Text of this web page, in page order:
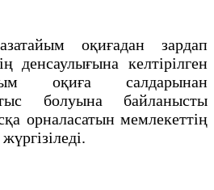
оқиғадан зардап
денсаулығына келтірілген
оқиға салдарынан
болуына байланысты
орналасатын мемлекеттің